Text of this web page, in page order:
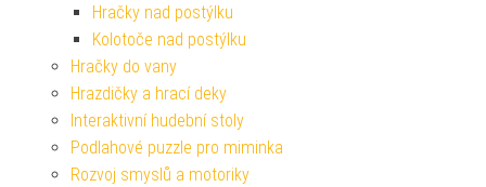
Hračky nad postýlku
Kolotoče nad postýlku
Hračky do vany
Hrazdičky a hrací deky
Interaktivní hudební stoly
Podlahové puzzle pro miminka
Rozvoj smyslů a motoriky